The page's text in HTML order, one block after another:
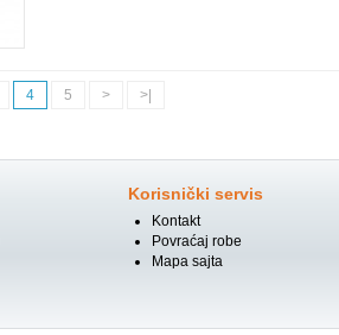
4 5 > >|
Korisnički servis
Kontakt
Povraćaj robe
Mapa sajta